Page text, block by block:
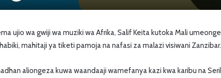
ujio wa gwiji wa muziki wa Afrika, Salif Keita kutoka Mali
mahitaji ya tiketi pamoja na nafasi za malazi visiwani Zanzibar.
aliongeza kuwa waandaaji wamefanya kazi kwa karibu na